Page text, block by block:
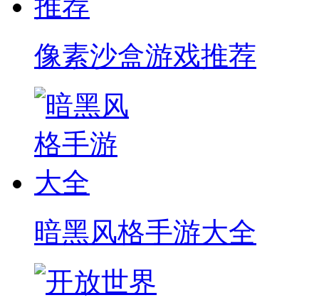
像素沙盒游戏推荐
暗黑风格手游大全